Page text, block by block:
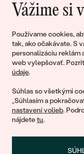
Vážime si
Používame cookies,
tak, ako očakávate. S
personalizáciu reklám
web vylepšovať.
údaje.
Súhlas so všetkými
„Súhlasím a
nastavení volieb.
nájdetetu.
© 2011 - 2026, Eppi.sk